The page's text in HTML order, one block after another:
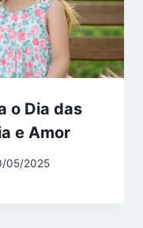
o Dia das
e Amor
05/2025